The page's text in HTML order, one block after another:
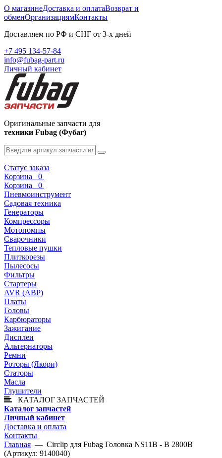
О магазинеДоставка и оплатаВозврат и
обменОрганизациямКонтакты
Доставляем по РФ и СНГ от 3-х дней
+7 495 134-57-84
info@fubag-part.ru
Личный кабинет
Оригинальные запчасти для
техники Fubag (Фубаг)
Статус заказа
Корзина
0
Корзина
0
Пневмоинструмент
Садовая техника
Генераторы
Компрессоры
Мотопомпы
Сварочники
Тепловые пушки
Плиткорезы
Пылесосы
Фильтры
Стартеры
AVR (АВР)
Платы
Головы
Карбюраторы
Зажигание
Дисплеи
Альтернаторы
Ремни
Роторы (Якори)
Статоры
Масла
Глушители
КАТАЛОГ ЗАПЧАСТЕЙ
Каталог запчастей
Личный кабинет
Доставка и оплата
Контакты
Главная — Circlip для Fubag Головка NS11B - B 2800B
(Артикул: 9140040)